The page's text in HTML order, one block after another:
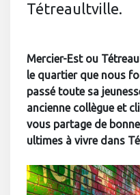
Tétreaultville.
Mercier-Est ou
le quartier que nous
passé toute sa
ancienne collègue et
vous partage de
ultimes à vivre dans